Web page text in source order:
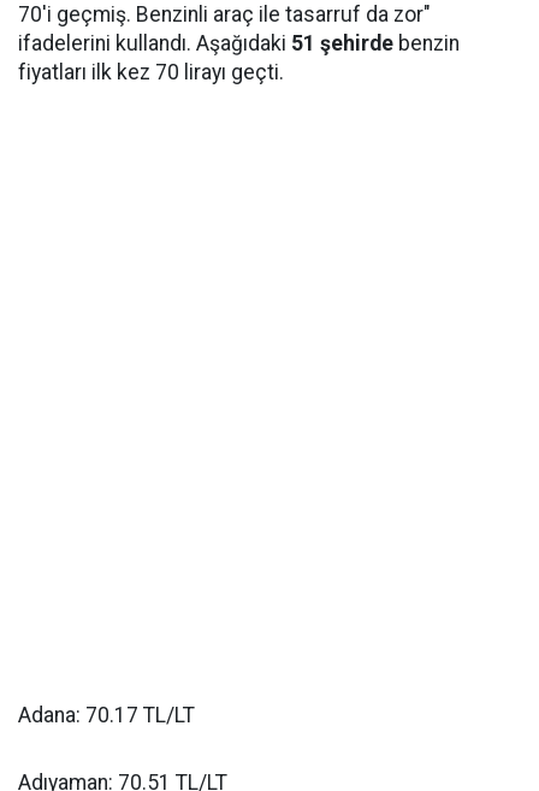
70'i geçmiş. Benzinli araç ile tasarruf da zor"
ifadelerini kullandı. Aşağıdaki 51 şehirde benzin
fiyatları ilk kez 70 lirayı geçti.
Adana: 70.17 TL/LT
Adıyaman: 70.51 TL/LT